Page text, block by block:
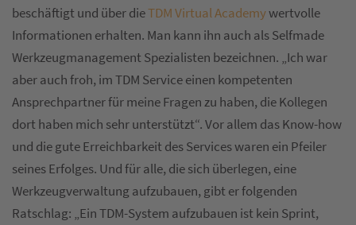
beschäftigt und über dieTDM Virtual Academywertvolle
Informationen erhalten. Man kann ihn auch als Selfmade
Werkzeugmanagement Spezialisten bezeichnen. „Ich war
aber auch froh, im TDM Service einen kompetenten
Ansprechpartner für meine Fragen zu haben, die Kollegen
dort haben mich sehr unterstützt“. Vor allem das Know-how
und die gute Erreichbarkeit des Services waren ein Pfeiler
seines Erfolges. Und für alle, die sich überlegen, eine
Werkzeugverwaltung aufzubauen, gibt er folgenden
Ratschlag: „Ein TDM-System aufzubauen ist kein Sprint,